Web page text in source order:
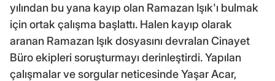
yılından bu yana kayıp olan Ramazan Işık'ı bulmak
için ortak çalışma başlattı. Halen kayıp olarak
aranan Ramazan Işık dosyasını devralan Cinayet
Büro ekipleri soruşturmayı derinleştirdi. Yapılan
çalışmalar ve sorgular neticesinde Yaşar Acar,